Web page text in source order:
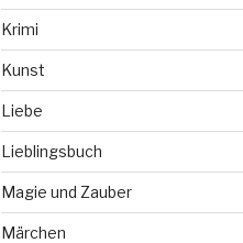
Krimi
Kunst
Liebe
Lieblingsbuch
Magie und Zauber
Märchen